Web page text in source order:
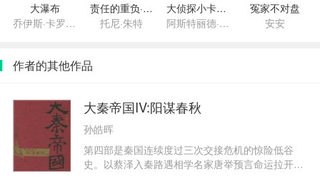
大瀑布
乔伊斯·卡罗尔·欧茨
责任的重负·布鲁姆、加缪、阿隆和法国的20世纪
托尼·朱特
大侦探小卡莱新冒险记
阿斯特丽德·林格伦
冤家不对盘
安安
作者的其他作品
大秦帝国IV:阳谋春秋
孙皓晖
第四部是秦国连续度过三次交接危机的惊险低谷
史。以蔡泽入秦路遇相学名家唐举预言命运拉开序